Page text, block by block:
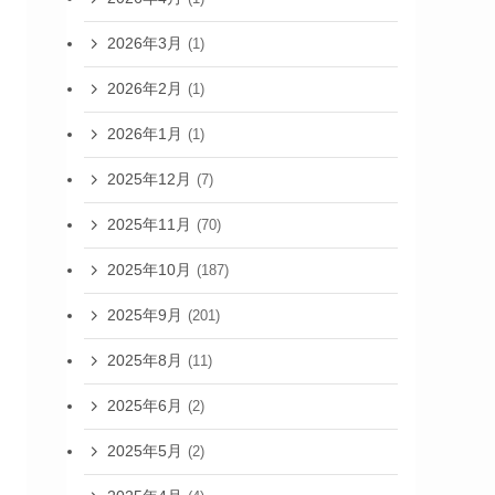
2026年3月 (1)
2026年2月 (1)
2026年1月 (1)
2025年12月 (7)
2025年11月 (70)
2025年10月 (187)
2025年9月 (201)
2025年8月 (11)
2025年6月 (2)
2025年5月 (2)